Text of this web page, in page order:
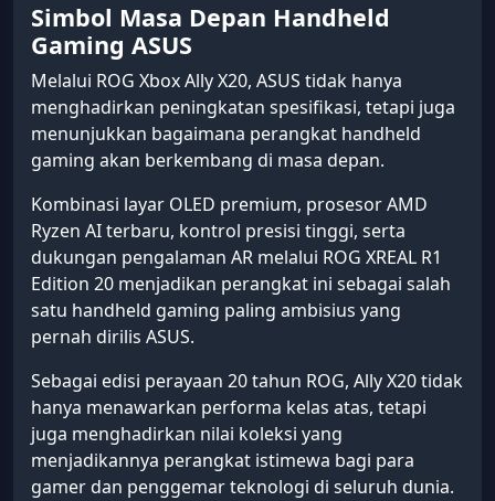
Simbol Masa Depan Handheld
Gaming ASUS
Melalui ROG Xbox Ally X20, ASUS tidak hanya
menghadirkan peningkatan spesifikasi, tetapi juga
menunjukkan bagaimana perangkat handheld
gaming akan berkembang di masa depan.
Kombinasi layar OLED premium, prosesor AMD
Ryzen AI terbaru, kontrol presisi tinggi, serta
dukungan pengalaman AR melalui ROG XREAL R1
Edition 20 menjadikan perangkat ini sebagai salah
satu handheld gaming paling ambisius yang
pernah dirilis ASUS.
Sebagai edisi perayaan 20 tahun ROG, Ally X20 tidak
hanya menawarkan performa kelas atas, tetapi
juga menghadirkan nilai koleksi yang
menjadikannya perangkat istimewa bagi para
gamer dan penggemar teknologi di seluruh dunia.